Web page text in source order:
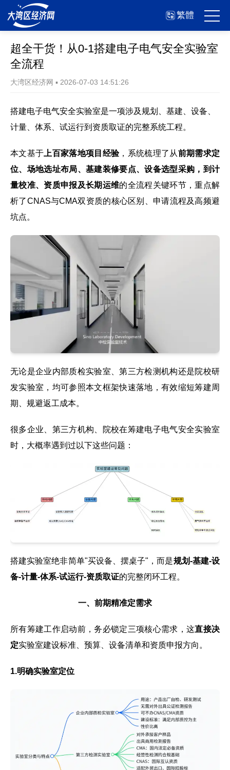
繁體
超全干货！从0-1搭建电子电气安全实验室
全流程
大湾区经济网 ▪ 2026-07-03 14:51:26
搭建电子电气安全实验室是一项涉及规划、基建、设备、
计量、体系、试运行到资质取证的完整系统工程。
本文基于 上百家落地项目经验，系统梳理了从前期需求定
位、场地选址布局、基建装修要点、设备选型采购，到计
量校准、资质申报及长期运维的全流程关键环节，重点解
析了CNAS与CMA双资质的核心区别、申请流程及高频避
坑点。
无论是企业内部质检实验室、第三方检测机构还是院校研
发实验室，均可参照本文框架快速落地，有效缩短筹建周
期、规避返工成本。
很多企业、第三方机构、院校在筹建电子电气安全实验室
时，大概率遇到过以下这些问题：
搭建实验室绝非简单"买设备、摆桌子"，而是规划-基建-设
备-计量-体系-试运行-资质取证的完整闭环工程。
一、前期精准定需求
所有筹建工作启动前，务必锁定三项核心需求，这直接决
定实验室建设标准、预算、设备清单和资质申报方向。
1.明确实验室定位